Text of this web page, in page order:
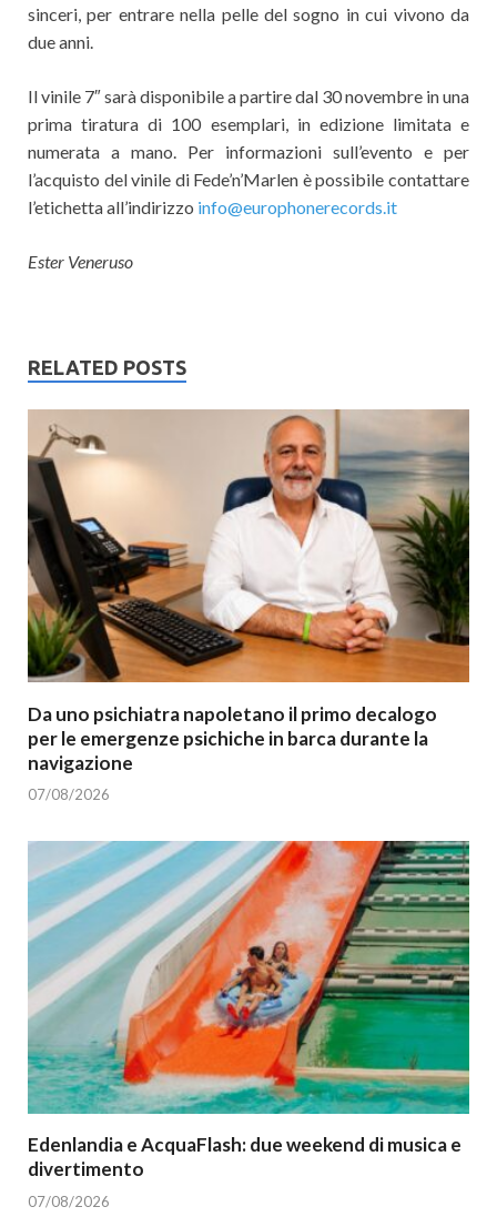
sinceri, per entrare nella pelle del sogno in cui vivono da
due anni.
Il vinile 7″ sarà disponibile a partire dal 30 novembre in una
prima tiratura di 100 esemplari, in edizione limitata e
numerata a mano. Per informazioni sull’evento e per
l’acquisto del vinile di Fede’n’Marlen è possibile contattare
l’etichetta all’indirizzo info@europhonerecords.it
Ester Veneruso
RELATED POSTS
Da uno psichiatra napoletano il primo decalogo
per le emergenze psichiche in barca durante la
navigazione
07/08/2026
Edenlandia e AcquaFlash: due weekend di musica e
divertimento
07/08/2026